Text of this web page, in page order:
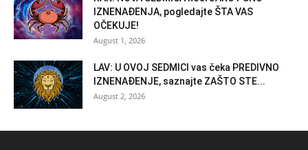
IZNENAĐENJA, pogledajte ŠTA VAS
OČEKUJE!
August 1, 2026
LAV: U OVOJ SEDMICI vas čeka PREDIVNO
IZNENAĐENJE, saznajte ZAŠTO STE...
August 2, 2026